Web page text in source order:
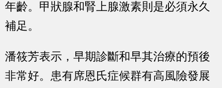
年齡。甲狀腺和腎上腺激素則是必須永久
補足。
潘筱芳表示，早期診斷和早其治療的預後
非常好。患有席恩氏症候群有高風險發展